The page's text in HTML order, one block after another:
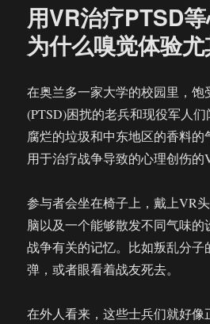
心
理
健
域
带
来
变
革!
津
临
床
学
用VR治疗PTSD
为什么嗅觉体验
在奥兰多一家大学的校园里，饱
(PTSD)困扰的老兵和现役军人们
腐烂的垃圾和中东地区的香料的
用于治疗战争导致的心理创伤的
参与者会坐在椅子上，戴上VR
脑以及一个能够散发不同气味
战争有关的记忆。比如叛乱分子
弹，或者眼看着战友死去。
在外人看来，这些士兵们就好像